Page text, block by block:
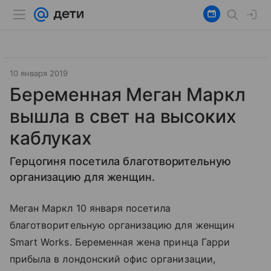
10 января 2019
Беременная Меган Маркл
вышла в свет на высоких
каблуках
Герцогиня посетила благотворительную
организацию для женщин.
Меган Маркл 10 января посетила
благотворительную организацию для женщин
Smart Works. Беременная жена принца Гарри
прибыла в лондонский офис организации,